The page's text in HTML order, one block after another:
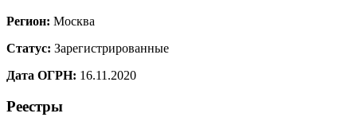
Регион: Москва
Статус: Зарегистрированные
Дата ОГРН: 16.11.2020
Реестры